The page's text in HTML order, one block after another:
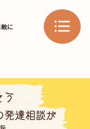
に
暮らし